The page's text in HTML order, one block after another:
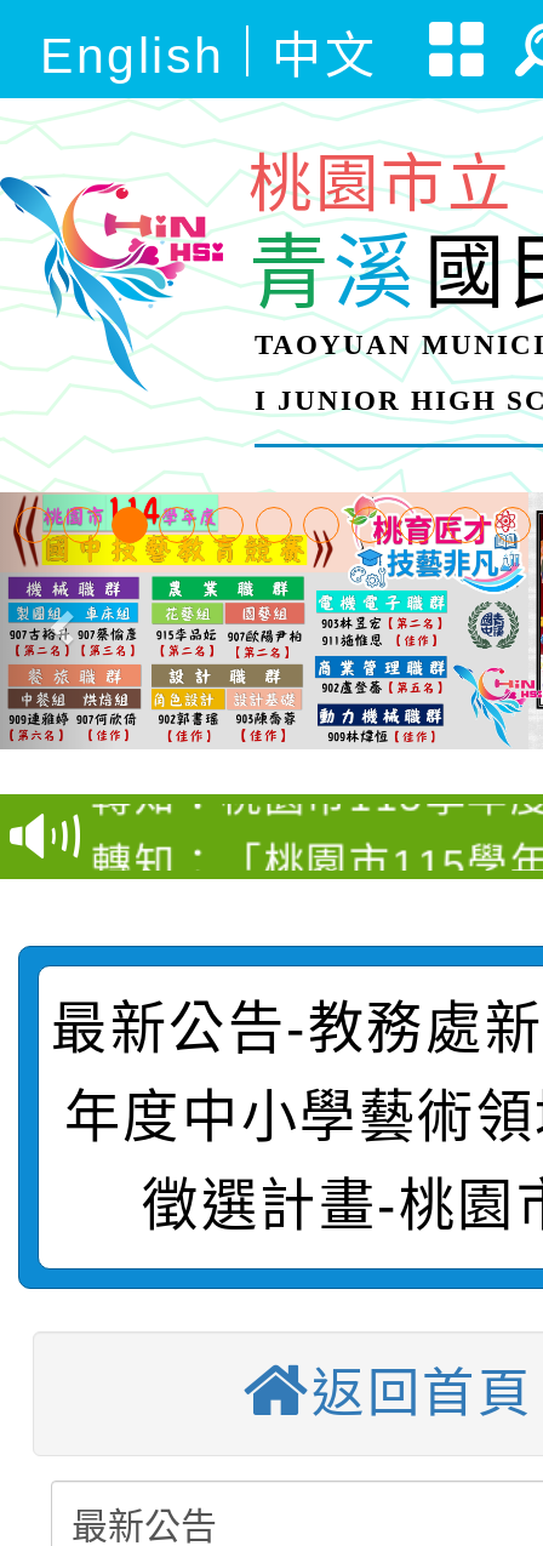
English 中文
桃園市立
青溪國
TAOYUAN
I JUNIOR HIGH
【甄選結果(第4招)】
學年度第1學期第9次代
【甄選結果(第12招)】
結果(第12招)
賽及師生本土語及新住
轉知：「桃園市115學
動辦法」
轉知臺中市政府政風處
城市手牽手，綠能透明
畫影片一案
轉知：「115學年度全
劇比賽實施要點」及修
轉知：桃園市115年度
敬師藝文競賽』實施計
【甄選結果(第11招)】
學年度第1學期第7次
【甄選結果(第3招)】
結果(第3招)
學年度第1學期第9次
結果(第4招)
【甄選結果(第12招)】
學年度第1學期第7次代
結果(第12招)
賽及師生本土語及新住
轉知：「桃園市115學
最新公告-教務處
年度中小學藝術
徵選計畫-桃園
返回首頁